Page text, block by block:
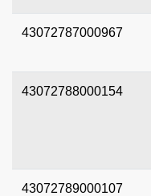
43072787000967
43072788000154
43072789000107